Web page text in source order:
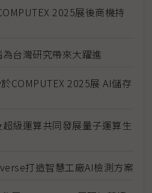
2025展後商機持
台灣研究帶來大躍進
COMPUTEX 2025展 AI儲存
級運算共同發展量子運算生
打造智慧工廠AI檢測方案